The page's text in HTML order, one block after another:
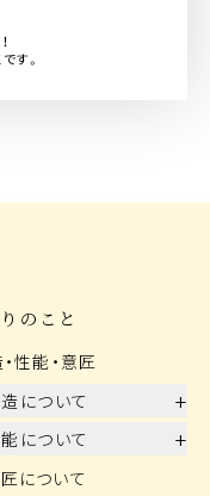
す。
のこと
性能・意匠
について
+
について +
について